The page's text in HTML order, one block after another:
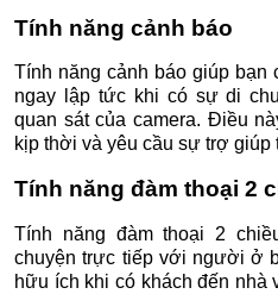
Tính năng cảnh báo
Tính năng cảnh báo giúp bạn
ngay lập tức khi có sự di
quan sát của camera. Điều
kịp thời và yêu cầu sự trợ
Tính năng đàm thoại 2
Tính năng đàm thoại 2
chuyện trực tiếp với người ở
hữu ích khi có khách đến nhà